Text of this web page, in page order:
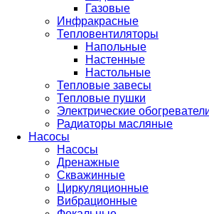
Газовые
Инфракрасные
Тепловентиляторы
Напольные
Настенные
Настольные
Тепловые завесы
Тепловые пушки
Электрические
Радиаторы масляные
Насосы
Насосы
Дренажные
Скважинные
Циркуляционные
Вибрационные